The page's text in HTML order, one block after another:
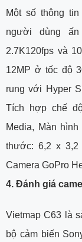
Một số thông
người dùng
2.7K120fps và
12MP ở tốc độ
rung với Hyper
Tích hợp chế
Media, Màn
thước: 6,2 x
Camera GoPro
4. Đánh giá
Vietmap C63 là
bộ cảm biến